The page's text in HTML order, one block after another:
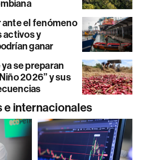
el fenómeno
activos y
ganar
se preparan
2026” y sus
e internacionales